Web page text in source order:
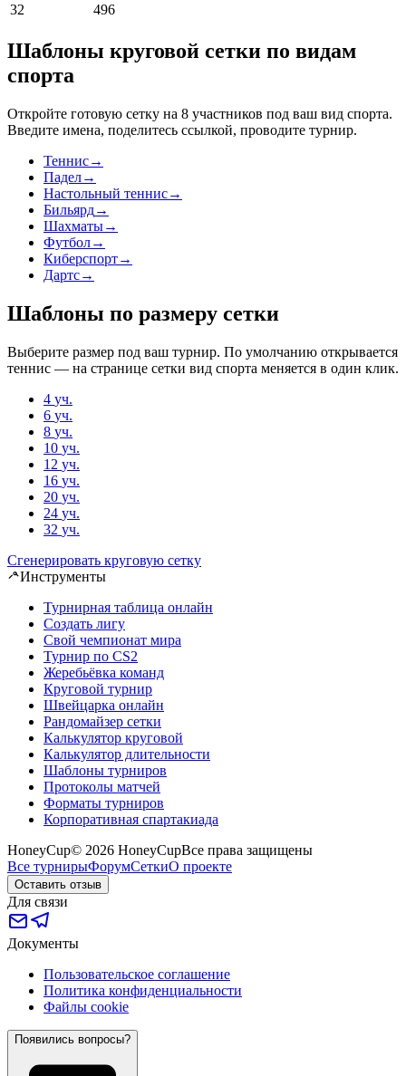
32
496
Шаблоны круговой сетки по видам
спорта
Откройте готовую сетку на 8 участников под ваш вид спорта.
Введите имена, поделитесь ссылкой, проводите турнир.
Теннис→
Падел→
Настольный теннис→
Бильярд→
Шахматы→
Футбол→
Киберспорт→
Дартс→
Шаблоны по размеру сетки
Выберите размер под ваш турнир. По умолчанию открывается
теннис — на странице сетки вид спорта меняется в один клик.
4 уч.
6 уч.
8 уч.
10 уч.
12 уч.
16 уч.
20 уч.
24 уч.
32 уч.
Сгенерировать круговую сетку
Инструменты
Турнирная таблица онлайн
Создать лигу
Свой чемпионат мира
Турнир по CS2
Жеребьёвка команд
Круговой турнир
Швейцарка онлайн
Рандомайзер сетки
Калькулятор круговой
Калькулятор длительности
Шаблоны турниров
Протоколы матчей
Форматы турниров
Корпоративная спартакиада
HoneyCup© 2026 HoneyCupВсе права защищены
Все турнирыФорумСеткиО проекте
Оставить отзыв
Для связи
Документы
Пользовательское соглашение
Политика конфиденциальности
Файлы cookie
Появились вопросы?